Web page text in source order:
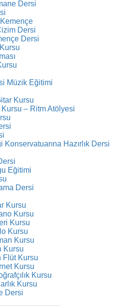
Dersi
Dersi
Dersi
Müzik Eğitimi
Kursu
– Ritm Atölyesi
Konservatuarına Hazırlık Dersi
Eğitimi
Dersi
Kursu
Kursu
Kursu
Kursu
Kursu
Kursu
Flüt Kursu
Kursu
Kursu
Kursu
Dersi